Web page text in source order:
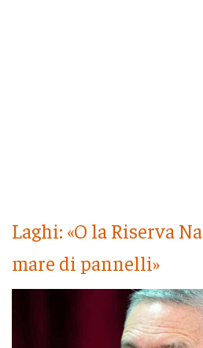
Laghi: «O la Riserva
mare di pannelli»